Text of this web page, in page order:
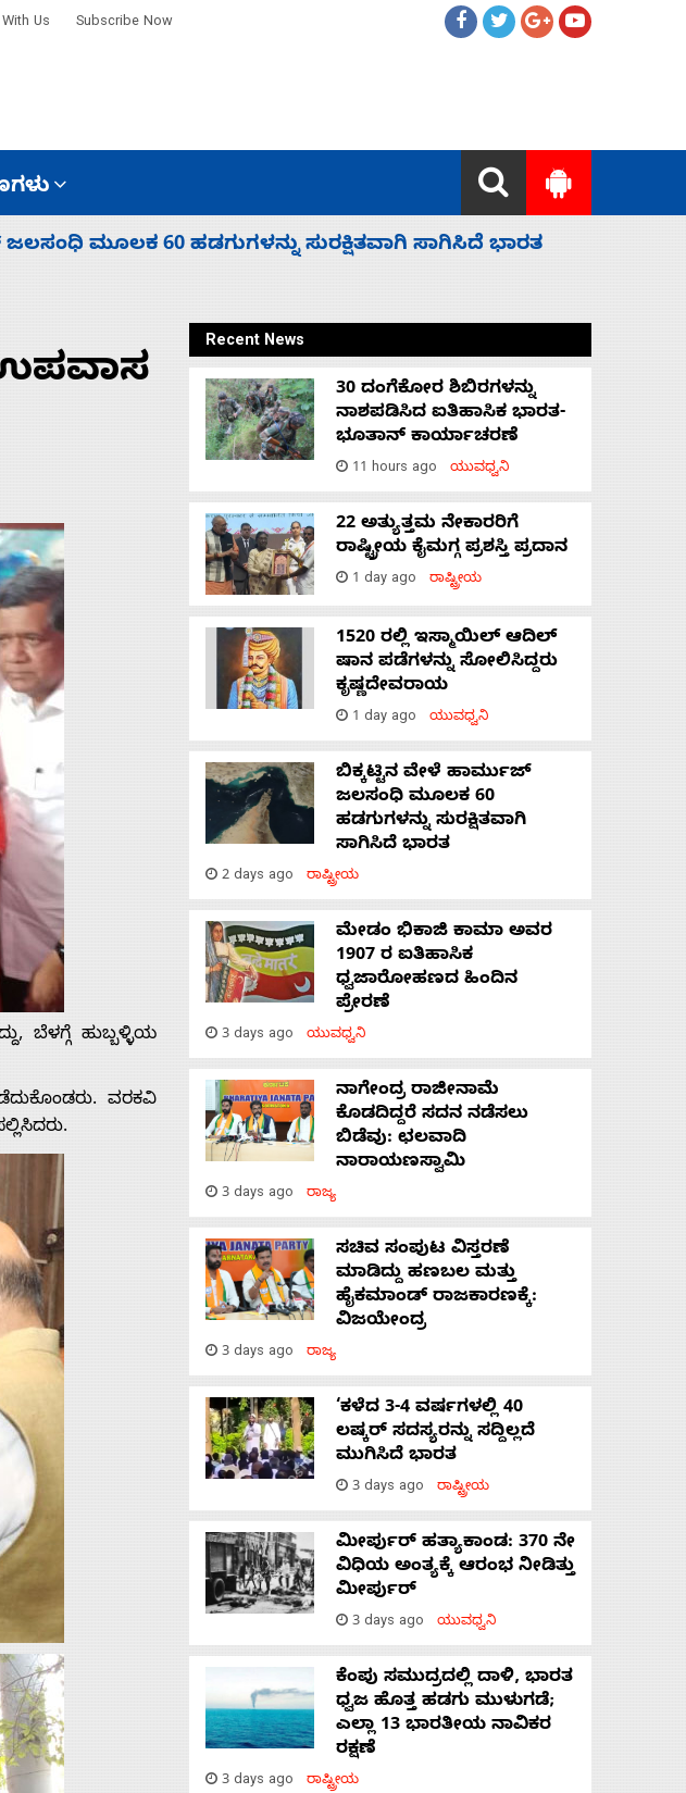
Us Subscribe Now
ಸದನ ನಡೆಸಲು ಬಿಡೆವು: ಛಲವಾದಿ ನಾರಾಯಣಸ್ವಾಮಿ
ಉಪವಾಸ
ಬೆಳಗ್ಗೆ ಹುಬ್ಬಳ್ಳಿಯ
ವರಕವಿ
Recent News
30 ದಂಗೆಕೋರ ಶಿಬಿರಗಳನ್ನು
ನಾಶಪಡಿಸಿದ ಐತಿಹಾಸಿಕ ಭಾರತ-
ಭೂತಾನ್ ಕಾರ್ಯಾಚರಣೆ
11 hours ago ಯುವಧ್ವನಿ
22 ಅತ್ಯುತ್ತಮ ನೇಕಾರರಿಗೆ
ರಾಷ್ಟ್ರೀಯ ಕೈಮಗ್ಗ ಪ್ರಶಸ್ತಿ ಪ್ರದಾನ
1 day ago ರಾಷ್ಟ್ರೀಯ
1520 ರಲ್ಲಿ ಇಸ್ಮಾಯಿಲ್ ಆದಿಲ್
ಷಾನ ಪಡೆಗಳನ್ನು ಸೋಲಿಸಿದ್ದರು
ಕೃಷ್ಣದೇವರಾಯ
1 day ago ಯುವಧ್ವನಿ
ಬಿಕ್ಕಟ್ಟಿನ ವೇಳೆ ಹಾರ್ಮುಜ್
ಜಲಸಂಧಿ ಮೂಲಕ 60
ಹಡಗುಗಳನ್ನು ಸುರಕ್ಷಿತವಾಗಿ
ಸಾಗಿಸಿದೆ ಭಾರತ
2 days ago ರಾಷ್ಟ್ರೀಯ
ಮೇಡಂ ಭಿಕಾಜಿ ಕಾಮಾ ಅವರ
1907 ರ ಐತಿಹಾಸಿಕ
ಧ್ವಜಾರೋಹಣದ ಹಿಂದಿನ
ಪ್ರೇರಣೆ
3 days ago ಯುವಧ್ವನಿ
ನಾಗೇಂದ್ರ ರಾಜೀನಾಮೆ
ಕೊಡದಿದ್ದರೆ ಸದನ ನಡೆಸಲು
ಬಿಡೆವು: ಛಲವಾದಿ
ನಾರಾಯಣಸ್ವಾಮಿ
3 days ago ರಾಜ್ಯ
ಸಚಿವ ಸಂಪುಟ ವಿಸ್ತರಣೆ
ಮಾಡಿದ್ದು ಹಣಬಲ ಮತ್ತು
ಹೈಕಮಾಂಡ್ ರಾಜಕಾರಣಕ್ಕೆ:
ವಿಜಯೇಂದ್ರ
3 days ago ರಾಜ್ಯ
‘ಕಳೆದ 3-4 ವರ್ಷಗಳಲ್ಲಿ 40
ಲಷ್ಕರ್ ಸದಸ್ಯರನ್ನು ಸದ್ದಿಲ್ಲದೆ
ಮುಗಿಸಿದೆ ಭಾರತ
3 days ago ರಾಷ್ಟ್ರೀಯ
ಮೀರ್ಪುರ್ ಹತ್ಯಾಕಾಂಡ: 370 ನೇ
ವಿಧಿಯ ಅಂತ್ಯಕ್ಕೆ ಆರಂಭ ನೀಡಿತ್ತು
ಮೀರ್ಪುರ್
3 days ago ಯುವಧ್ವನಿ
ಕೆಂಪು ಸಮುದ್ರದಲ್ಲಿ ದಾಳಿ, ಭಾರತ
ಧ್ವಜ ಹೊತ್ತ ಹಡಗು ಮುಳುಗಡೆ;
ಎಲ್ಲಾ 13 ಭಾರತೀಯ ನಾವಿಕರ
ರಕ್ಷಣೆ
3 days ago ರಾಷ್ಟ್ರೀಯ